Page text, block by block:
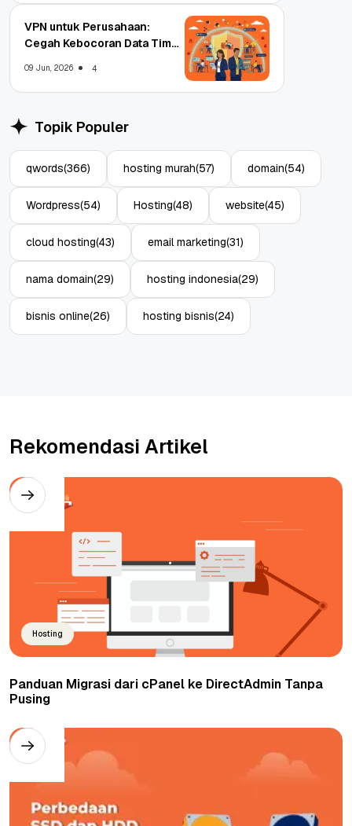
VPN untuk Perusahaan:
Cegah Kebocoran Data Tim
09 Jun, 2026 4
Topik Populer
qwords(366) hosting murah(57) domain(54)
Wordpress(54) Hosting(48) website(45)
cloud hosting(43) email marketing(31)
nama domain(29) hosting indonesia(29)
bisnis online(26) hosting bisnis(24)
Rekomendasi Artikel
Hosting
Panduan Migrasi dari cPanel ke DirectAdmin Tanpa
Pusing